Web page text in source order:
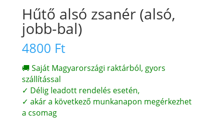
Hűtő alsó zsanér (alsó,
jobb-bal)
4800 Ft
🚚 Saját Magyarországi raktárból, gyors
szállítással
✓ Délig leadott rendelés esetén,
✓ akár a következő munkanapon megérkezhet
a csomag